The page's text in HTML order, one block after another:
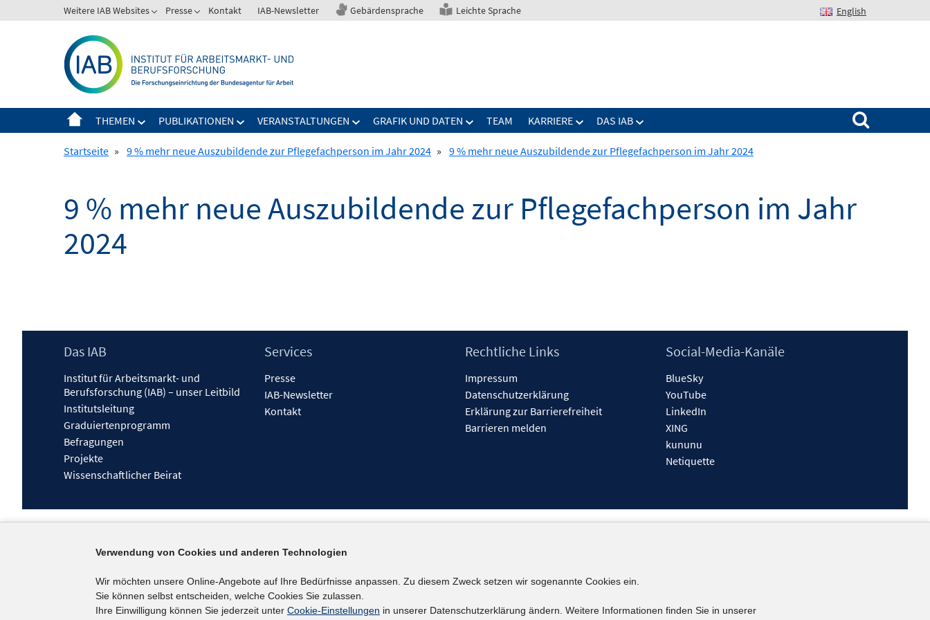
zum
Weitere IAB Websites Presse Kontakt IAB-Newsletter Gebärdensprache Leichte Sprache English
THEMEN PUBLIKATIONEN VERANSTALTUNGEN GRAFIK UND DATEN TEAM KARRIERE DAS IAB
Suchen nach:
Startseite » 9 % mehr neue Auszubildende zur Pflegefachperson im Jahr 2024 » 9 % mehr neue Auszubildende zur Pflegefachperson im Jahr 2024
9 % mehr neue Auszubildende zur Pflegefachperson im Jahr
2024
Footer
Das IAB
Institut für Arbeitsmarkt- und
Berufsforschung (IAB) – unser Leitbild
Institutsleitung
Graduiertenprogramm
Befragungen
Projekte
Wissenschaftlicher Beirat
Services
Presse
IAB-Newsletter
Kontakt
Rechtliche Links
Impressum
Datenschutzerklärung
Erklärung zur Barrierefreiheit
Barrieren melden
Social-Media-Kanäle
BlueSky
YouTube
LinkedIn
XING
kununu
Netiquette
Verwendung von Cookies und anderen Technologien
Wir möchten unsere Online-Angebote auf Ihre Bedürfnisse anpassen. Zu diesem Zweck setzen wir sogenannte Cookies ein.
Sie können selbst entscheiden, welche Cookies Sie zulassen.
Ihre Einwilligung können Sie jederzeit unter Cookie-Einstellungen in unserer Datenschutzerklärung ändern. Weitere Informationen finden Sie in unserer